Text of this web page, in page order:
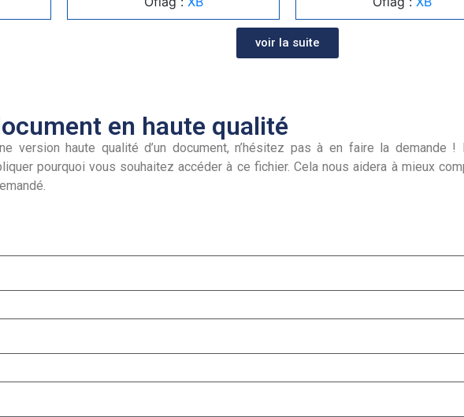
voir la suite
en haute qualité
version haute qualité d’un document, n’hésitez pas à en faire la
pourquoi vous souhaitez accéder à ce fichier. Cela nous aidera à mieux